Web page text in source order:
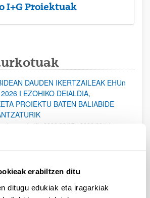
erabiltzen ditu
ditugu edukiak eta iragarkiak
I+G Proiektuak
DAUDEN IKERTZAILEAK EHUn
I EZOHIKO DEIALDIA,
PROIEKTU BATEN BALIABIDE
dago zabalik: 2026/08/07 - 2026/08/14
laguntzak 2026